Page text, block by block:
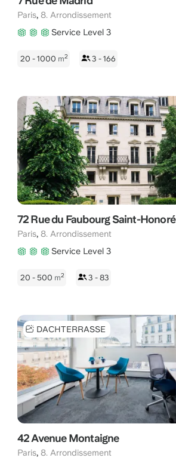
Paris, 8. Arrondissement
Service Level 3
20 - 1000 m2 3 - 166
72 Rue du Faubourg Saint-Honoré
Paris, 8. Arrondissement
Service Level 3
20 - 500 m2 3 - 83
DACHTERRASSE
42 Avenue Montaigne
Paris, 8. Arrondissement